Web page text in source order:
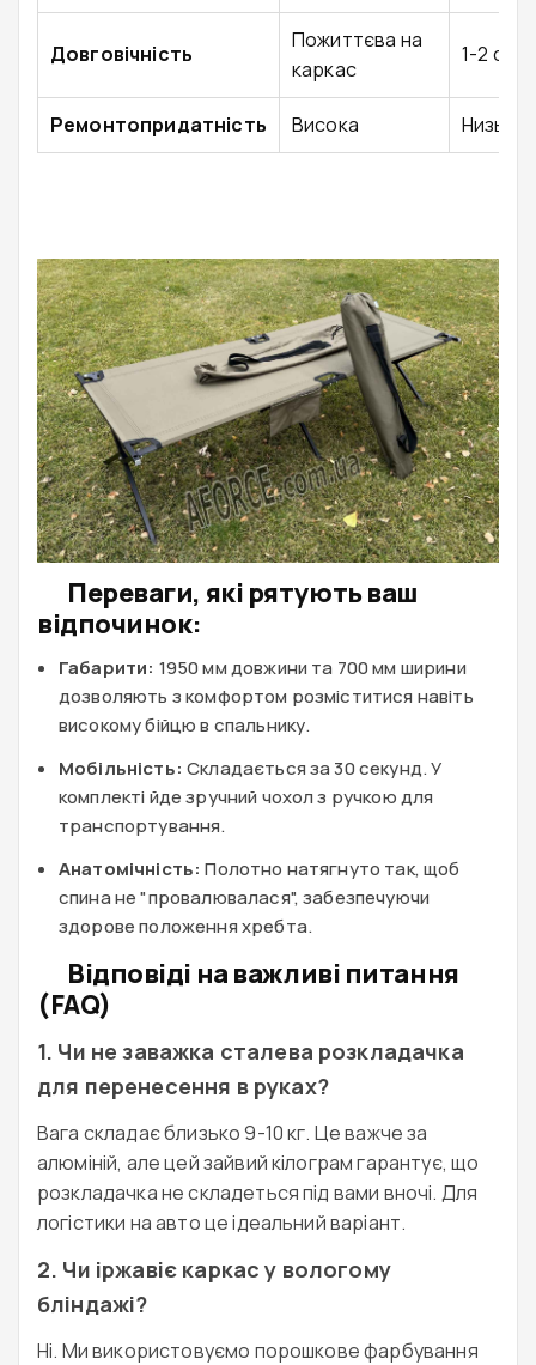
Довговічність
Пожиттєва на
каркас
1-2
Ремонтопридатність Висока Низька
Переваги, які рятують ваш
відпочинок:
Габарити: 1950 мм довжини та 700 мм ширини
дозволяють з комфортом розміститися навіть
високому бійцю в спальнику.
Мобільність: Складається за 30 секунд. У
комплекті йде зручний чохол з ручкою для
транспортування.
Анатомічність: Полотно натягнуто так, щоб
спина не "провалювалася", забезпечуючи
здорове положення хребта.
Відповіді на важливі питання
(FAQ)
1. Чи не заважка сталева розкладачка
для перенесення в руках?
Вага складає близько 9-10 кг. Це важче за
алюміній, але цей зайвий кілограм гарантує, що
розкладачка не складеться під вами вночі. Для
логістики на авто це ідеальний варіант.
2. Чи іржавіє каркас у вологому
бліндажі?
Ні. Ми використовуємо порошкове фарбування